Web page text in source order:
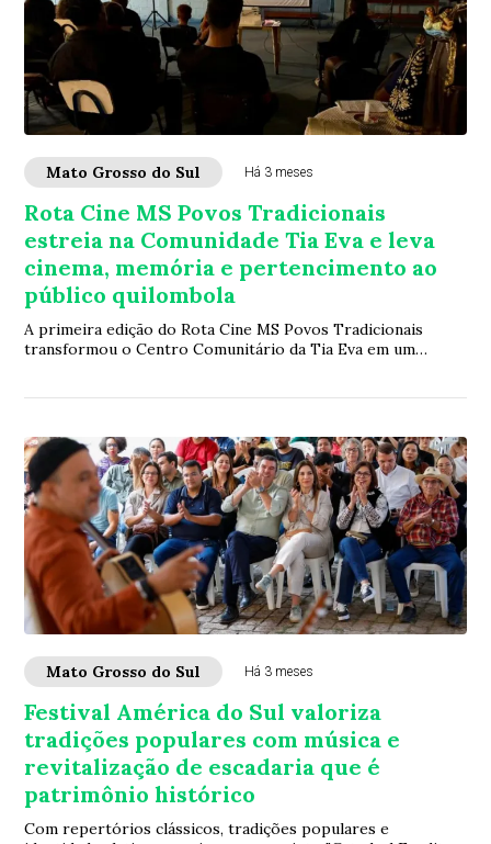
Mato Grosso do Sul Há 3 meses
Rota Cine MS Povos Tradicionais
estreia na Comunidade Tia Eva e leva
cinema, memória e pertencimento ao
público quilombola
A primeira edição do Rota Cine MS Povos Tradicionais
transformou o Centro Comunitário da Tia Eva em um
Mato Grosso do Sul Há 3 meses
Festival América do Sul valoriza
tradições populares com música e
revitalização de escadaria que é
patrimônio histórico
Com repertórios clássicos, tradições populares e